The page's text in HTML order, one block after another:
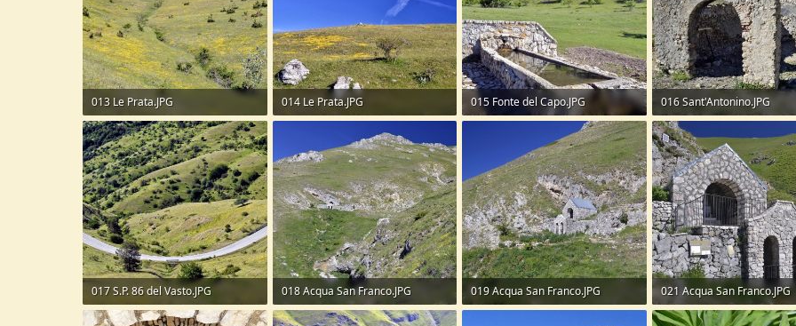
013 Le Prata.JPG
364 KB · Visite: 57
014 Le Prata.JPG
015 Fonte del Capo.JPG
016 Sant'Antonino.JPG
361,1 KB · Visite: 48
017 S.P. 86 del Vasto.JPG
402 KB · Visite: 46
018 Acqua San Franco.JPG
364,4 KB · Visite: 50
019 Acqua San Franco.JPG
021 Acqua San Franco.JPG
409,6 KB · Visite: 54